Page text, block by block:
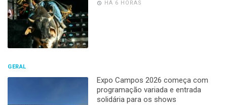
HÁ 6 HORAS
GERAL
Expo Campos 2026 começa com
programação variada e entrada
solidária para os shows